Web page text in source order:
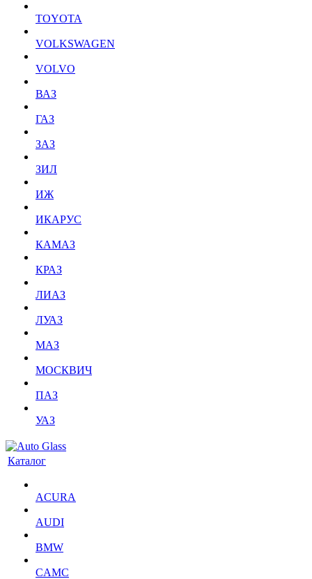
TOYOTA
VOLKSWAGEN
VOLVO
ВАЗ
ГАЗ
ЗАЗ
ЗИЛ
ИЖ
ИКАРУС
КАМАЗ
КРАЗ
ЛИАЗ
ЛУАЗ
МАЗ
МОСКВИЧ
ПАЗ
УАЗ
Каталог
ACURA
AUDI
BMW
CAMC